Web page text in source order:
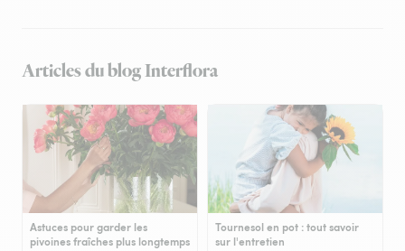
Articles du blog Interflora
Astuces pour garder les
pivoines fraîches plus longtemps
Tournesol en pot : tout savoir
sur l'entretien